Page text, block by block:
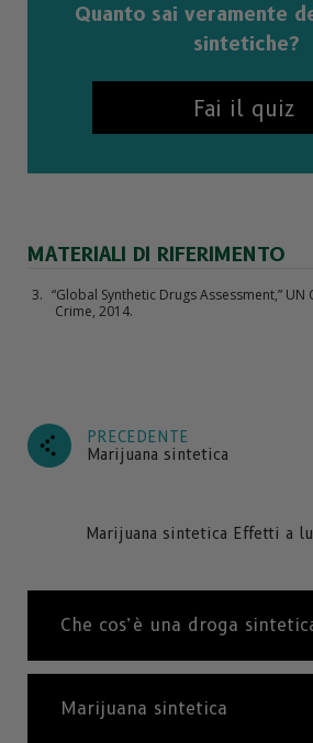
Quanto sai veramente
sintetiche?
Fai il quiz
MATERIALI DI RIFERIMENTO
“Global Synthetic Drugs Assessment,”
Crime, 2014.
PRECEDENTE
Marijuana sintetica
Marijuana sintetica Effetti a
Che cos’è una droga
Marijuana sintetica